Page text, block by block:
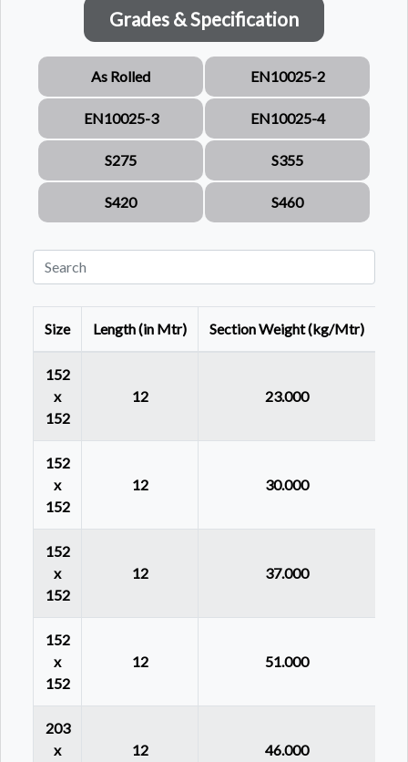
Grades & Specification
As Rolled EN10025-2
EN10025-3 EN10025-4
S275 S355
S420 S460
Size Length (in Mtr) Section Weight (kg/Mtr)
152
x
152
12 23.000
152
x
152
12 30.000
152
x
152
12 37.000
152
x
152
12 51.000
203
x
12 46.000